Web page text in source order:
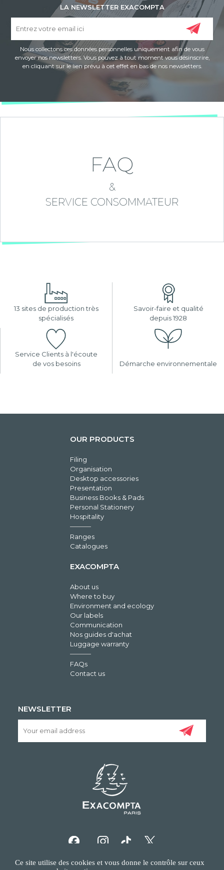
LA NEWSLETTER EXACOMPTA
Nous collectons ces données personnelles uniquement afin de vous
envoyer nos newsletters. Vous pouvez à tout moment vous désinscrire,
en cliquant sur le lien prévu à cet effet en bas de nos newsletters.
FAQ
&
SERVICE CONSOMMATEUR
13 sites de production très
spécialisés
Savoir-faire et qualité
depuis 1928
Service Clients à l'écoute
de vos besoins
Démarche environnementale
OUR PRODUCTS
Filing
Organisation
Desktop accessories
Presentation
Business Books & Pads
Personal Stationery
Hospitality
Ranges
Catalogues
EXACOMPTA
About us
Where to buy
Environment and ecology
Our labels
Communication
Nos guides d'achat
Luggage warranty
FAQs
Contact us
NEWSLETTER
Ce site utilise des cookies et vous donne le contrôle sur ceux